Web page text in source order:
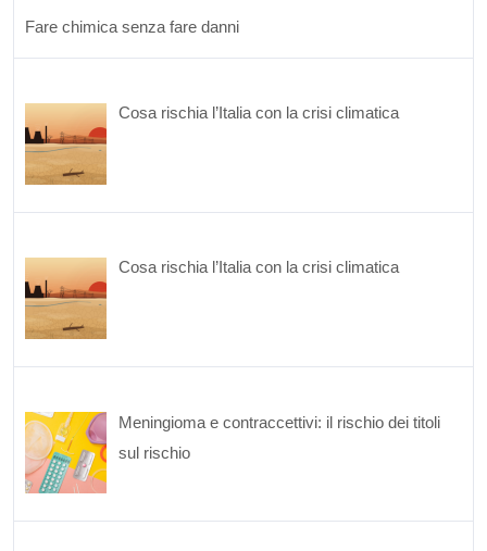
Fare chimica senza fare danni
Cosa rischia l’Italia con la crisi climatica
Cosa rischia l’Italia con la crisi climatica
Meningioma e contraccettivi: il rischio dei titoli
sul rischio